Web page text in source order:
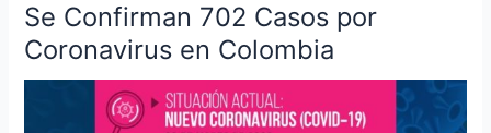
Se Confirman 702 Casos por
Coronavirus en Colombia
Se
Confirman
702